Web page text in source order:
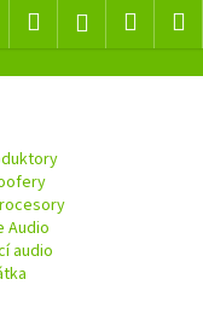
Hledat Přihlášení
košík
Audio
audio